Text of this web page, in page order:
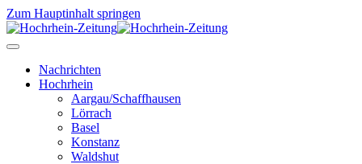
Zum Hauptinhalt springen
Nachrichten
Hochrhein
Aargau/Schaffhausen
Lörrach
Basel
Konstanz
Waldshut